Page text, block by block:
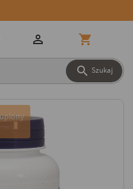
 Szukaj
 